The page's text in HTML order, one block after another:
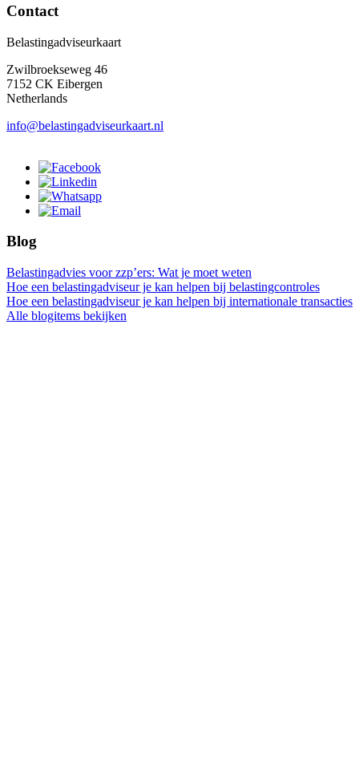
Contact
Belastingadviseurkaart
Zwilbroekseweg 46
7152 CK Eibergen
Netherlands
info@belastingadviseurkaart.nl
Blog
Belastingadvies voor zzp’ers: Wat je moet weten
Hoe een belastingadviseur je kan helpen bij belastingcontroles
Hoe een belastingadviseur je kan helpen bij internationale transacties
Alle blogitems bekijken